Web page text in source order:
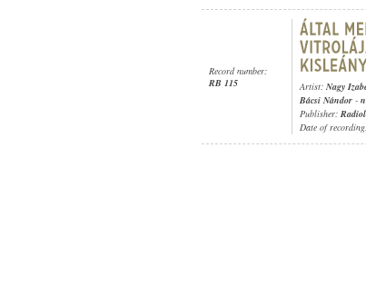
Record number:
RB 115
Artist: Nagy
Bácsi Nándor -
Publisher:
Date of